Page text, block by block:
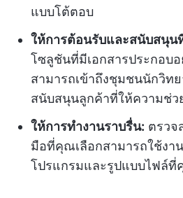
แบบโต้ตอบ
ให้การต้อนรับและสนับสนุน
โซลูชันที่มีเอกสารประกอบ
สามารถเข้าถึงชุมชนนักวิท
สนับสนุนลูกค้าที่ให้ความช่ว
ให้การทำงานราบรื่น: ตรวจ
มือที่คุณเลือกสามารถใช้งา
โปรแกรมและรูปแบบไฟล์ที่